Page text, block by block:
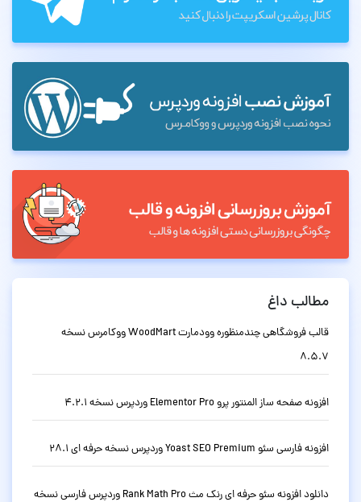
مطالب داغ
قالب فروشگاهی چندمنظوره وودمارت WoodMart ووکامرس نسخه
8.5.7
افزونه صفحه ساز المنتور پرو Elementor Pro وردپرس نسخه 4.2.1
افزونه فارسی سئو Yoast SEO Premium وردپرس نسخه حرفه ای 28.1
دانلود افزونه سئو حرفه ای رنک مث Rank Math Pro وردپرس فارسی نسخه